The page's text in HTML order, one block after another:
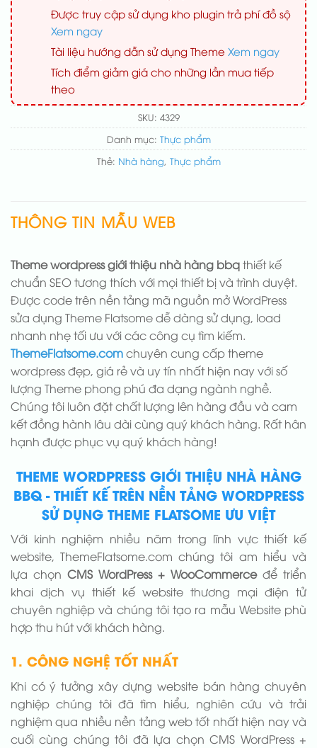
Được truy cập sử dụng kho plugin trả phí đồ sộ
Xem ngay
Tài liệu hướng dẫn sử dụng Theme Xem ngay
Tích điểm giảm giá cho những lần mua tiếp
theo
SKU: 4329
Danh mục: Thực phẩm
Thẻ: Nhà hàng Thực phẩm
THÔNG TIN MẪU WEB
Theme wordpress giới thiệu nhà hàng bbqthiết kế
chuẩn SEO tương thích với mọi thiết bị và trình duyệt.
Được code trên nền tảng mã nguồn mở WordPress
sửa dụng Theme Flatsome dễ dàng sử dụng, load
nhanh nhẹ tối ưu với các công cụ tìm kiếm.
ThemeFlatsome.comchuyên cung cấp theme
wordpress đẹp, giá rẻ và uy tín nhất hiện nay với số
lượng Theme phong phú đa dạng ngành nghề.
Chúng tôi luôn đặt chất lượng lên hàng đầu và cam
kết đồng hành lâu dài cùng quý khách hàng. Rất hân
hạnh được phục vụ quý khách hàng!
THEME WORDPRESS GIỚI THIỆU NHÀ HÀNG
BBQ - THIẾT KẾ TRÊN NỀN TẢNG WORDPRESS
SỬ DỤNG THEME FLATSOME ƯU VIỆT
Với kinh nghiệm nhiều năm trong lĩnh vực thiết kế
website, ThemeFlatsome.com chúng tôi am hiểu và
lựa chọn CMS WordPress + WooCommerceđể triển
khai dịch vụ thiết kế website thương mại điện tử
chuyên nghiệp và chúng tôi tạo ra mẫu Website phù
hợp thu hút với khách hàng.
1. CÔNG NGHỆ TỐT NHẤT
Khi có ý tưởng xây dựng website bán hàng chuyên
nghiệp chúng tôi đã tìm hiểu, nghiên cứu và trải
nghiệm qua nhiều nền tảng web tốt nhất hiện nay và
cuối cùng chúng tôi đã lựa chọn CMS WordPress +